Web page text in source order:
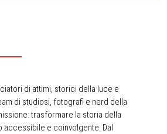
di attimi, storici della luce e
di studiosi, fotografi e nerd della
trasformare la storia della
accessibile e coinvolgente. Dal